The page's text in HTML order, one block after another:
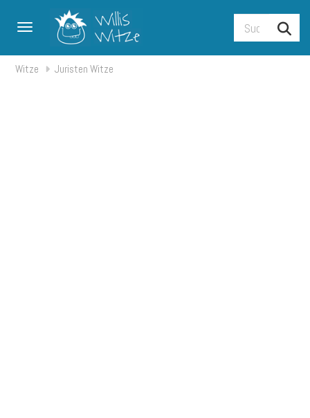
Toggle navigation
Witze Juristen Witze